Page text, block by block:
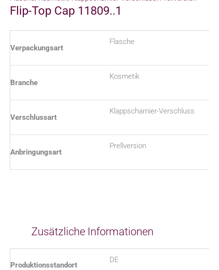
Flip-Top Cap 11809..1
Verpackungsart
Flasche
Branche
Kosmetik
Verschlussart
Klappscharnier-Verschluss
Anbringungsart
Prellversion
Zusätzliche Informationen
Produktionsstandort
DE